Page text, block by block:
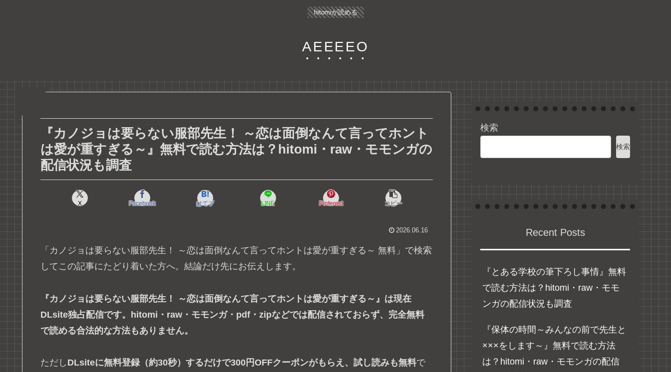
hitomiが読める
AEEEEO
『カノジョは要らない服部先生！ ～恋は面倒なんて言ってホント
は愛が重すぎる～』無料で読む方法は？hitomi・raw・モモンガの
配信状況も調査
X Facebook はてブ LINE Pinterest コピー
2026.06.16
「カノジョは要らない服部先生！ ～恋は面倒なんて言ってホントは愛が重すぎる～ 無料」で検索
してこの記事にたどり着いた方へ。結論だけ先にお伝えします。
『カノジョは要らない服部先生！ ～恋は面倒なんて言ってホントは愛が重すぎる～』は現在
DLsite独占配信です。hitomi・raw・モモンガ・pdf・zipなどでは配信されておらず、完全無料
で読める合法的な方法もありません。
ただし DLsiteに無料登録（約30秒）するだけで300円OFFクーポンがもらえ、試し読みも無料で
検索
検索
Recent Posts
『とある学校の筆下ろし事情』無料
で読む方法は？hitomi・raw・モモ
ンガの配信状況も調査
『保体の時間～みんなの前で先生と
×××をします～』無料で読む方法
は？hitomi・raw・モモンガの配信